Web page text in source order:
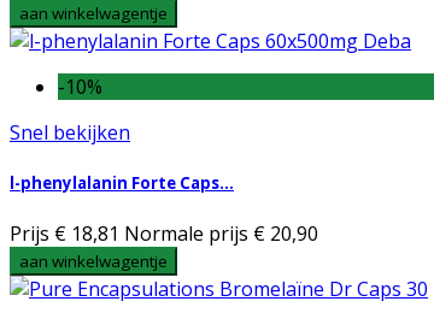
aan winkelwagentje
-10%
Snel bekijken
l-phenylalanin Forte Caps...
Prijs € 18,81 Normale prijs € 20,90
aan winkelwagentje